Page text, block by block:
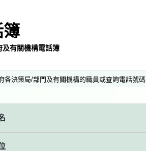
簿
及有關機構電話簿
各決策局/部門及有關機構的職員或查詢電話號碼